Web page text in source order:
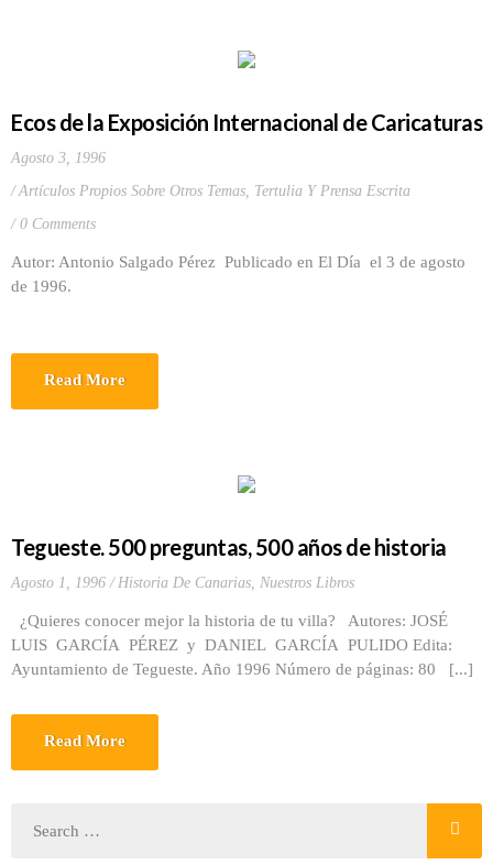
Ecos de la Exposición Internacional de Caricaturas
Agosto 3, 1996
Artículos Propios Sobre Otros Temas, Tertulia Y Prensa Escrita
0 Comments
Autor: Antonio Salgado Pérez Publicado en El Día el 3 de agosto
de 1996.
Read More
Tegueste. 500 preguntas, 500 años de historia
Agosto 1, 1996 Historia De Canarias, Nuestros Libros
¿Quieres conocer mejor la historia de tu villa? Autores: JOSÉ
LUIS GARCÍA PÉREZ y DANIEL GARCÍA PULIDO Edita:
Ayuntamiento de Tegueste. Año 1996 Número de páginas: 80 [...]
Read More